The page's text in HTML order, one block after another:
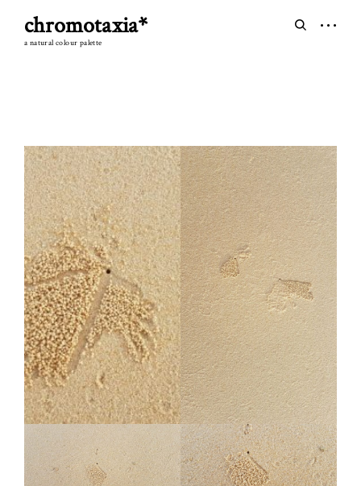
content
chromotaxia*
a natural colour palette
openopen